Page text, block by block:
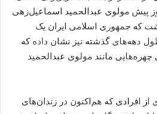
پیش مولوی عبدالحمید اسماعیل‌زهی
که جمهوری اسلامی ایران یک
دهه‌های گذشته نیز نشان داده که
مانند مولوی عبدالحمید
از افرادی که هم‌اکنون در زندان‌های